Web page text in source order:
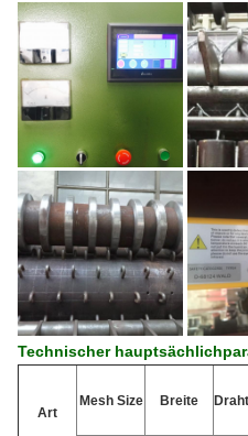
Technischer
Art
Mesh Size Breite